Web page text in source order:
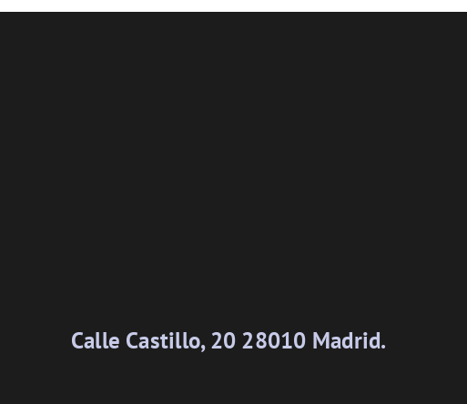
Calle Castillo, 20 28010 Madrid.